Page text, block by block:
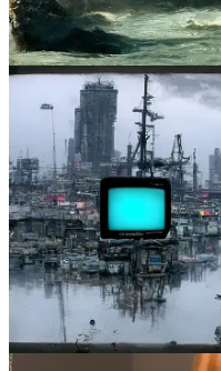
© 2026 Davide Riboli·
Crea il tuo Substack
Scarica l'app
Substackè la casa della